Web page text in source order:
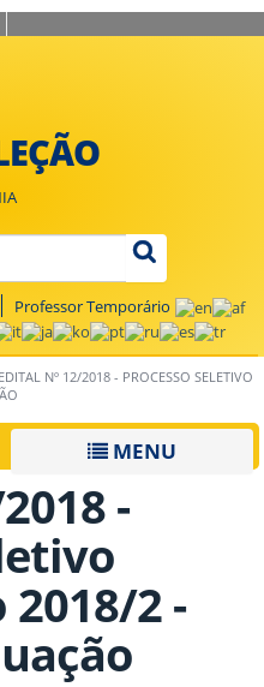
Professor Temporário
EDITAL Nº 12/2018 - PROCESSO SELETIVO
MENU
-
2 -